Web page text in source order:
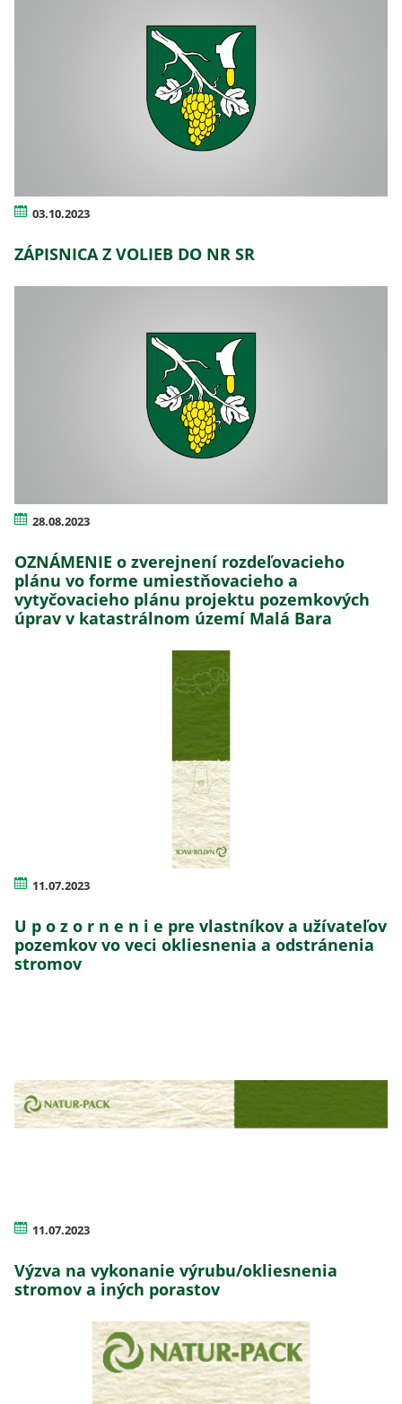
03.10.2023
ZÁPISNICA Z VOLIEB DO NR SR
28.08.2023
OZNÁMENIE o zverejnení rozdeľovacieho
plánu vo forme umiestňovacieho a
vytyčovacieho plánu projektu pozemkových
úprav v katastrálnom území Malá Bara
11.07.2023
U p o z o r n e n i e pre vlastníkov a užívateľov
pozemkov vo veci okliesnenia a odstránenia
stromov
11.07.2023
Výzva na vykonanie výrubu/okliesnenia
stromov a iných porastov